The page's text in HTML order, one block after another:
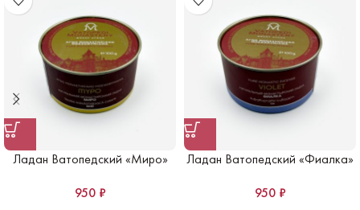
Ладан Ватопедский «Миро»
950 ₽
Ладан Ватопедский «Фиалка»
950 ₽